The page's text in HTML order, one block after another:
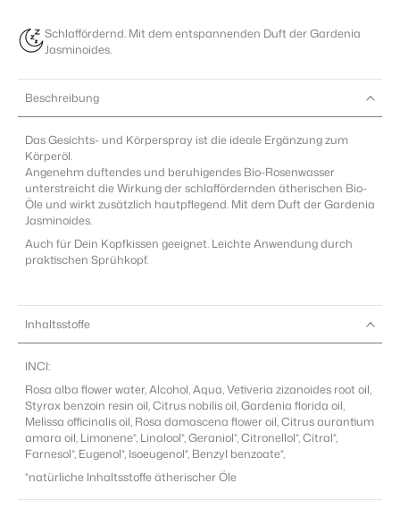
Schlaffördernd. Mit dem entspannenden Duft der Gardenia
Jasminoides.
Beschreibung
Das Gesichts- und Körperspray ist die ideale Ergänzung zum
Körperöl.
Angenehm duftendes und beruhigendes Bio-Rosenwasser
unterstreicht die Wirkung der schlaffördernden ätherischen Bio-
Öle und wirkt zusätzlich hautpflegend. Mit dem Duft der Gardenia
Jasminoides.
Auch für Dein Kopfkissen geeignet. Leichte Anwendung durch
praktischen Sprühkopf.
Inhaltsstoffe
INCI:
Rosa alba flower water, Alcohol, Aqua, Vetiveria zizanoides root oil,
Styrax benzoin resin oil, Citrus nobilis oil, Gardenia florida oil,
Melissa officinalis oil, Rosa damascena flower oil, Citrus aurantium
amara oil, Limonene*, Linalool*, Geraniol*, Citronellol*, Citral*,
Farnesol*, Eugenol*, Isoeugenol*, Benzyl benzoate*,
*natürliche Inhaltsstoffe ätherischer Öle